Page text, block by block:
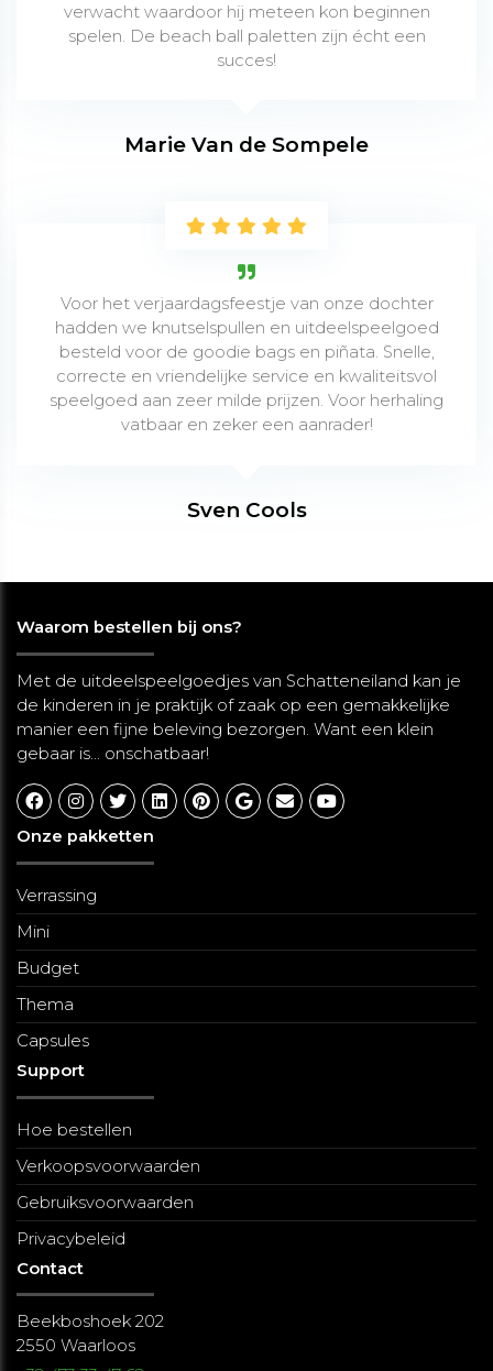
Marie Van de Sompele
verwacht waardoor hij meteen kon beginnen
spelen. De beach ball paletten zijn écht een
succes!
Sven Cools
Voor het verjaardagsfeestje van onze dochter
hadden we knutselspullen en uitdeelspeelgoed
besteld voor de goodie bags en piñata. Snelle,
correcte en vriendelijke service en kwaliteitsvol
speelgoed aan zeer milde prijzen. Voor herhaling
vatbaar en zeker een aanrader!
Waarom bestellen bij ons?
Met de uitdeelspeelgoedjes van Schatteneiland kan je
de kinderen in je praktijk of zaak op een gemakkelijke
manier een fijne beleving bezorgen. Want een klein
gebaar is... onschatbaar!
Onze pakketten
Verrassing
Mini
Budget
Thema
Capsules
Support
Hoe bestellen
Verkoopsvoorwaarden
Gebruiksvoorwaarden
Privacybeleid
Contact
Beekboshoek 202
2550 Waarloos​